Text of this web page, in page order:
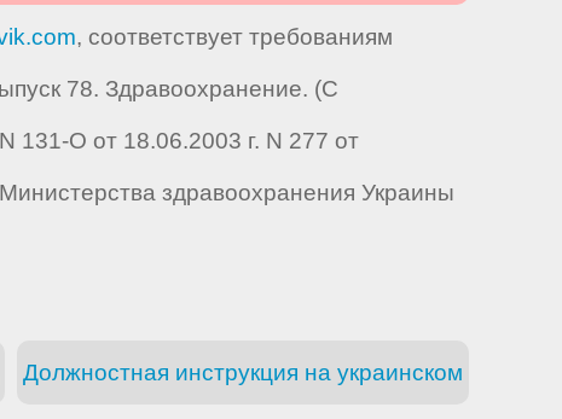
, соответствует требованиям
78. Здравоохранение. (С
131-О от 18.06.2003 г. N 277 от
здравоохранения Украины
Должностная инструкция на украинском